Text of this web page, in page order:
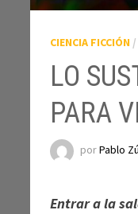
CIENCIA FICCIÓN /
LO
PARA
porPablo
Entrar a la